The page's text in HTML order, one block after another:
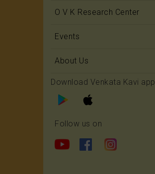
O V K Research Center
Events
About Us
Download Venkata Kavi app
Follow us on